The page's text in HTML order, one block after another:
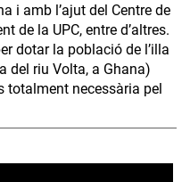
i amb l’ajut del Centre de
de la UPC, entre d’altres.
dotar la població de l’illa
del riu Volta, a Ghana)
totalment necessària pel